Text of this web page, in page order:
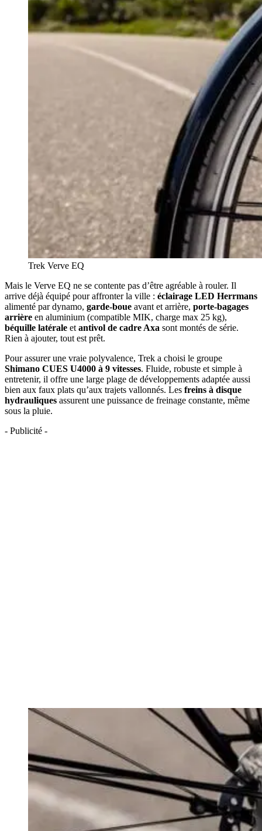
Trek Verve EQ
Mais le Verve EQ ne se contente pas d’être agréable à rouler. Il
arrive déjà équipé pour affronter la ville : éclairage LED Herrmans
alimenté par dynamo, garde-boue avant et arrière, porte-bagages
arrière en aluminium (compatible MIK, charge max 25 kg),
béquille latérale et antivol de cadre Axa sont montés de série.
Rien à ajouter, tout est prêt.
Pour assurer une vraie polyvalence, Trek a choisi le groupe
Shimano CUES U4000 à 9 vitesses. Fluide, robuste et simple à
entretenir, il offre une large plage de développements adaptée aussi
bien aux faux plats qu’aux trajets vallonnés. Les freins à disque
hydrauliques assurent une puissance de freinage constante, même
sous la pluie.
- Publicité -